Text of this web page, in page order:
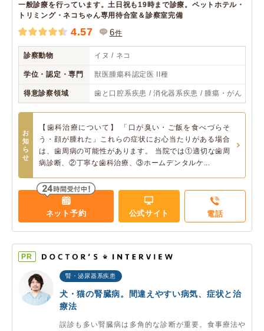
一般診療を行っています。土日祝も19時まで診療。ペットホテル・
トリミング・ネコちゃん専用待合室＆診察室完備
4.57 6件
診察動物 イヌ / ネコ
学位・認定・専門 獣医腫瘍科認定医 II種
得意診察領域 歯と口腔系疾患 / 消化器系疾患 / 腫瘍・がん
お
知
ら
せ
【歯科治療について】 「口が臭い・ご飯を食べづらそ
う・顔が腫れた」これらの症状にお心当たりがある場合
は、歯周病の可能性があります。 当院では①適切な歯周
病診断、②丁寧な歯科治療、③ホームデンタルケ...
ネット予約 公式サイト 電話
PR
腎・泌尿器系疾患
犬・猫の腎臓病。間違えやすい病気、症状と治
療法
誤診も多い腎臓病は多角的な診断が重要。食事療法や